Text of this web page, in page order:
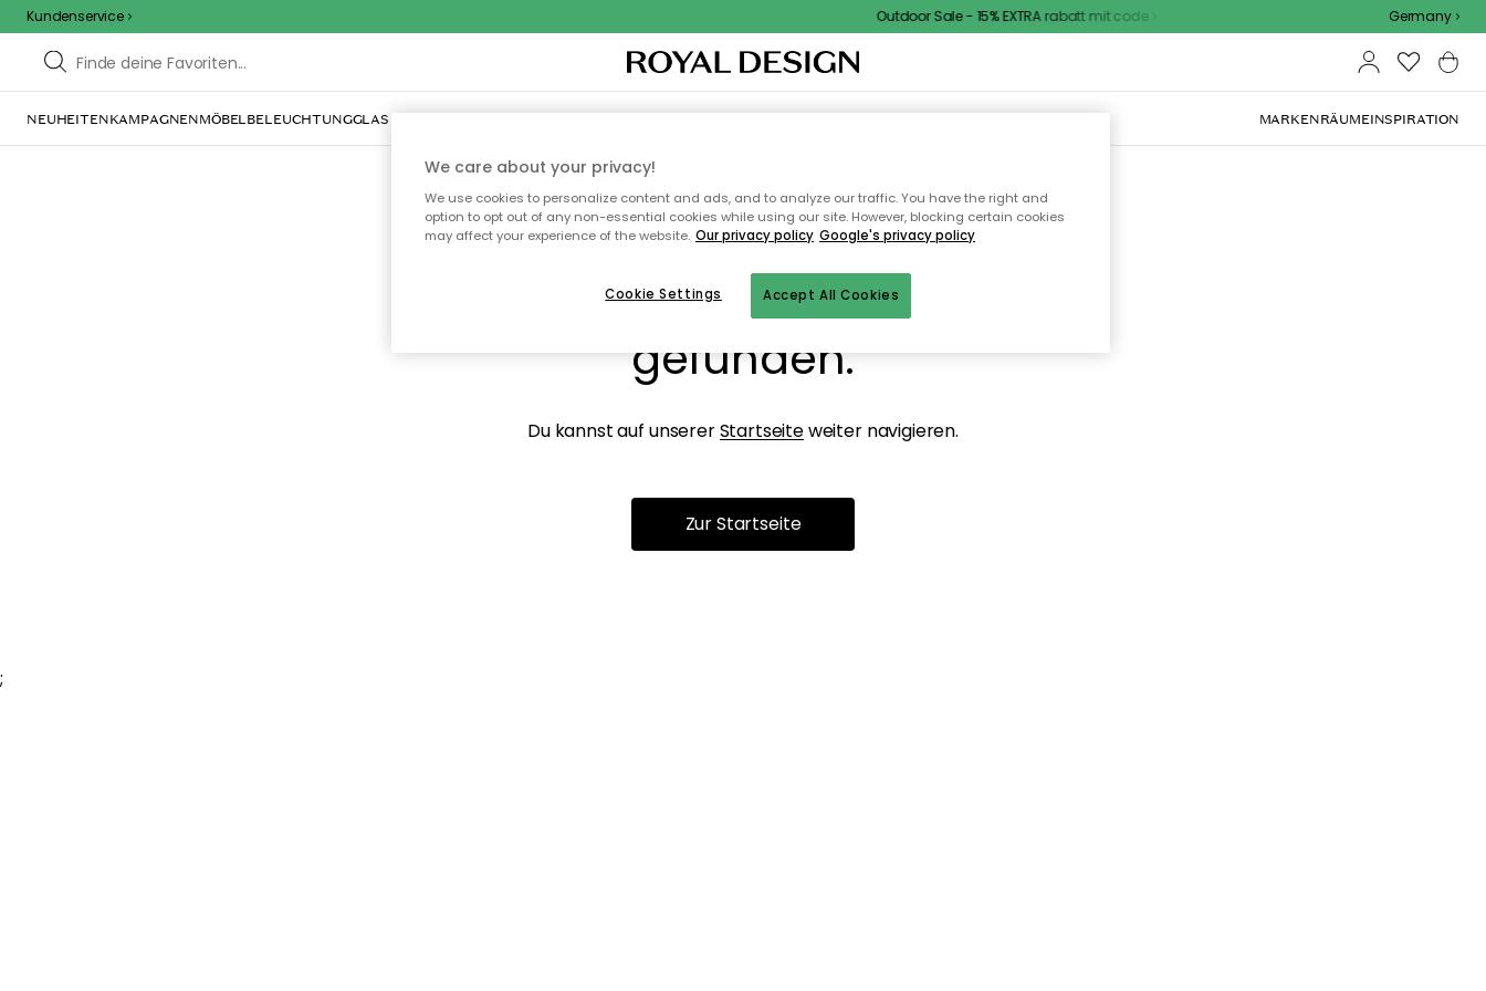
Kundenservice Outdoor Sale - 15% EXTRA rabatt mit code Germany
NEUHEITENKAMPAGNENMÖBELBELEUCHTUNGGLAS & GESCHIRRINNENEINRICHTUNGTEXTILIEN & TEPPICHEKÜCHEAUFBEWAHRUNGOUTDOOR-MÖBEL MARKENRÄUMEINSPIRATION
Ooops, die Seite wurde nicht
gefunden.
Du kannst auf unsererStartseiteweiter navigieren.
Zur Startseite
;
We care about your privacy!
We use cookies to personalize content and ads, and to analyze our traffic. You have the right and
option to opt out of any non-essential cookies while using our site. However, blocking certain cookies
may affect your experience of the website. Our privacy policy Google's privacy policy
Accept All Cookies
Cookie Settings